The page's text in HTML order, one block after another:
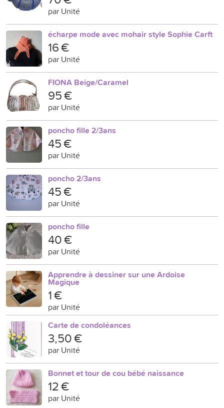
par Unité
écharpe mode avec mohair style Sophie Carft
16 €
par Unité
FIONA Beige/Caramel
95 €
par Unité
poncho fille 2/3ans
45 €
par Unité
poncho 2/3ans
45 €
par Unité
poncho fille
40 €
par Unité
Apprendre à dessiner sur une Ardoise
Magique
1 €
par Unité
Carte de condoléances
3,50 €
par Unité
Bonnet et tour de cou bébé naissance
12 €
par Unité